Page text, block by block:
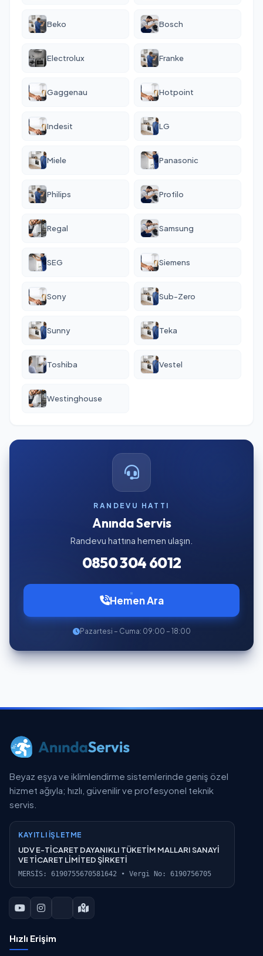
Beko Bosch
Electrolux Franke
Gaggenau Hotpoint
Indesit LG
Miele Panasonic
Philips Profilo
Regal Samsung
SEG Siemens
Sony Sub-Zero
Sunny Teka
Toshiba Vestel
Westinghouse
RANDEVU HATTI
Anında Servis
Randevu hattına hemen ulaşın.
0850 304 6012
Hemen Ara
Pazartesi – Cuma: 09:00 – 18:00
Beyaz eşya ve iklimlendirme sistemlerinde geniş özel
hizmet ağıyla; hızlı, güvenilir ve profesyonel teknik
servis.
KAYITLI İŞLETME
UDV E-TİCARET DAYANIKLI TÜKETİM MALLARI SANAYİ
VE TİCARET LİMİTED ŞİRKETİ
MERSİS: 6190755670581642 • Vergi No: 6190756705
Hızlı Erişim